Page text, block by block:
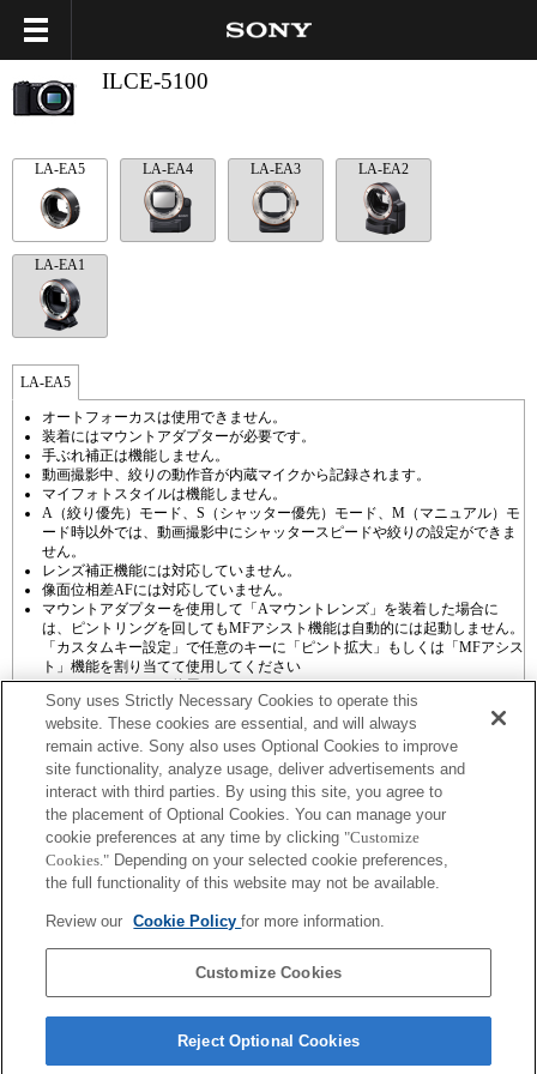
ILCE-5100
LA-EA5 LA-EA4 LA-EA3 LA-EA2
LA-EA1
LA-EA5
オートフォーカスは使用できません。
装着にはマウントアダプターが必要です。
手ぶれ補正は機能しません。
動画撮影中、絞りの動作音が内蔵マイクから記録されます。
マイフォトスタイルは機能しません。
A（絞り優先）モード、S（シャッター優先）モード、M（マニュアル）モ
ード時以外では、動画撮影中にシャッタースピードや絞りの設定ができま
せん。
レンズ補正機能には対応していません。
像面位相差AFには対応していません。
マウントアダプターを使用して「Aマウントレンズ」を装着した場合に
は、ピントリングを回してもMFアシスト機能は自動的には起動しません。
「カスタムキー設定」で任意のキーに「ピント拡大」もしくは「MFアシス
ト」機能を割り当てて使用してください
タッチシャッターは使用できません。
プレスリリース
ご利用条件
環境情報
クッキーポリシー
Sony uses Strictly Necessary Cookies to operate this
website. These cookies are essential, and will always
remain active. Sony also uses Optional Cookies to improve
site functionality, analyze usage, deliver advertisements and
interact with third parties. By using this site, you agree to
the placement of Optional Cookies. You can manage your
cookie preferences at any time by clicking "Customize
Cookies." Depending on your selected cookie preferences,
the full functionality of this website may not be available.
Review our Cookie Policyfor more information.
Customize Cookies
Reject Optional Cookies